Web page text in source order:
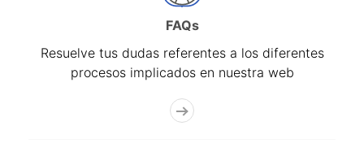
FAQs
Resuelve tus dudas referentes a los diferentes
procesos implicados en nuestra web